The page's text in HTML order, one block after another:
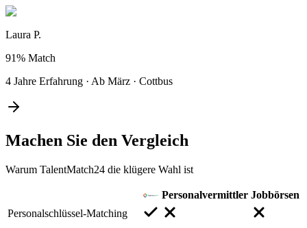
Laura P.
91% Match
4 Jahre Erfahrung · Ab März · Cottbus
Machen Sie den Vergleich
Warum TalentMatch24 die klügere Wahl ist
Personalvermittler Jobbörsen
Personalschlüssel-Matching